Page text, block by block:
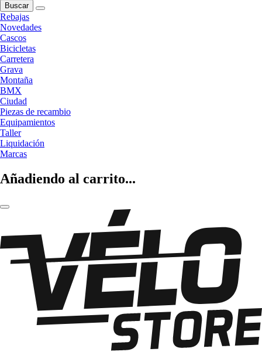
Buscar
Rebajas
Novedades
Cascos
Bicicletas
Carretera
Grava
Montaña
BMX
Ciudad
Piezas de recambio
Equipamientos
Taller
Liquidación
Marcas
Añadiendo al carrito...